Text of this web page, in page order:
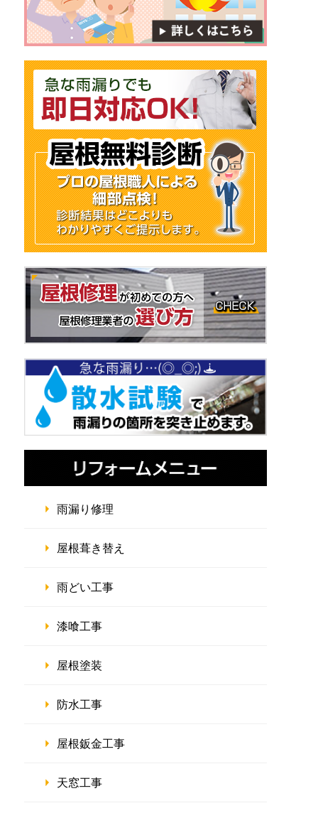
雨漏り修理
屋根葺き替え
雨どい工事
漆喰工事
屋根塗装
防水工事
屋根鈑金工事
天窓工事